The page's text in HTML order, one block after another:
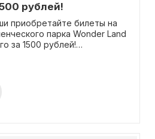
рублей!
приобретайте билеты на
парка Wonder Land
за 1500 рублей!